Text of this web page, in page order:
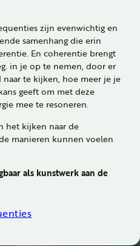
zijn evenwichtig en
samenhang die erin
En coherentie brengt
in je op te nemen, door er
te kijken, hoe meer je je
geeft om met deze
mee te resoneren.
het kijken naar de
manieren kunnen voelen
als kunstwerk aan de